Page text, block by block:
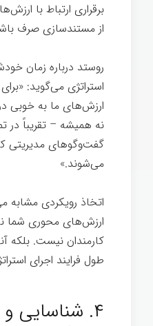
برقراری ارتباط با
از مستندسازی صرف
روستد درباره زمان
استراتژی می‌گوید: «برای
ارزش‌های ما به خوبی
نه همیشه – تقریباً در
گفت‌وگوهای مدیریتی
می‌شوند.»
اتخاذ رویکردی مشابه
ارزش‌های محوری شما
کارمندان نیست. بلکه
طول فرایند اجرای
۴. شناسایی